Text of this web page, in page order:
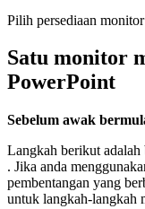
Pilih persediaan monitor
Satu monitor
PowerPoint
Sebelum awak
Langkah berikut adalah
. Jika anda
pembentangan yang
untuk langkah-langkah